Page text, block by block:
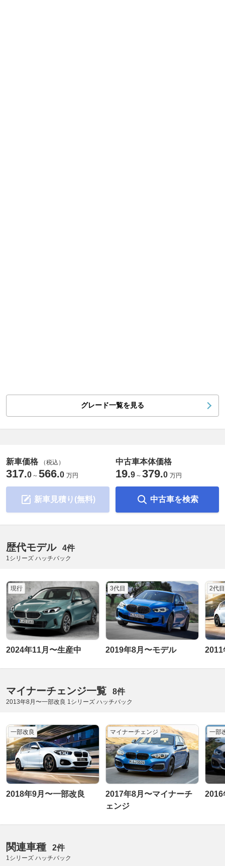
グレード一覧を見る
新車価格 （税込）
317.0 ～ 566.0 万円
新車見積り(無料)
中古車本体価格
19.9 ～ 379.0 万円
中古車を検索
歴代モデル 4件
1シリーズ ハッチバック
現行
2024年11月〜生産中
3代目
2019年8月〜モデル
2代目
2011
マイナーチェンジ一覧 8件
2013年8月〜一部改良 1シリーズ ハッチバック
一部改良
2018年9月〜一部改良
マイナーチェンジ
2017年8月〜マイナーチ
ェンジ
一部
2016
関連車種 2件
1シリーズ ハッチバック